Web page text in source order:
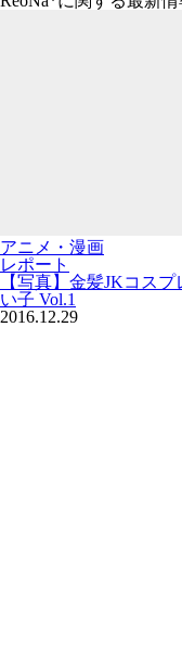
アニメ・漫画
レポート
【写真】金髪JKコス
い子 Vol.1
2016.12.29